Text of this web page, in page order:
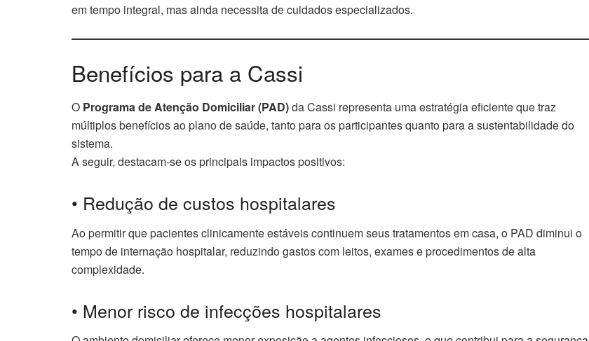
em tempo integral, mas ainda necessita de cuidados especializados.
Benefícios para a Cassi
O Programa de Atenção Domiciliar (PAD)da Cassi representa uma estratégia eficiente que traz
múltiplos benefícios ao plano de saúde, tanto para os participantes quanto para a sustentabilidade do
sistema.
A seguir, destacam-se os principais impactos positivos:
• Redução de custos hospitalares
Ao permitir que pacientes clinicamente estáveis continuem seus tratamentos em casa, o PAD diminui o
tempo de internação hospitalar, reduzindo gastos com leitos, exames e procedimentos de alta
complexidade.
• Menor risco de infecções hospitalares